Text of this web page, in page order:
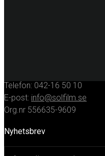
Telefon: 042-16 50 10
E-post: info@solfilm.se
Org.nr 556635-9609
Nyhetsbrev